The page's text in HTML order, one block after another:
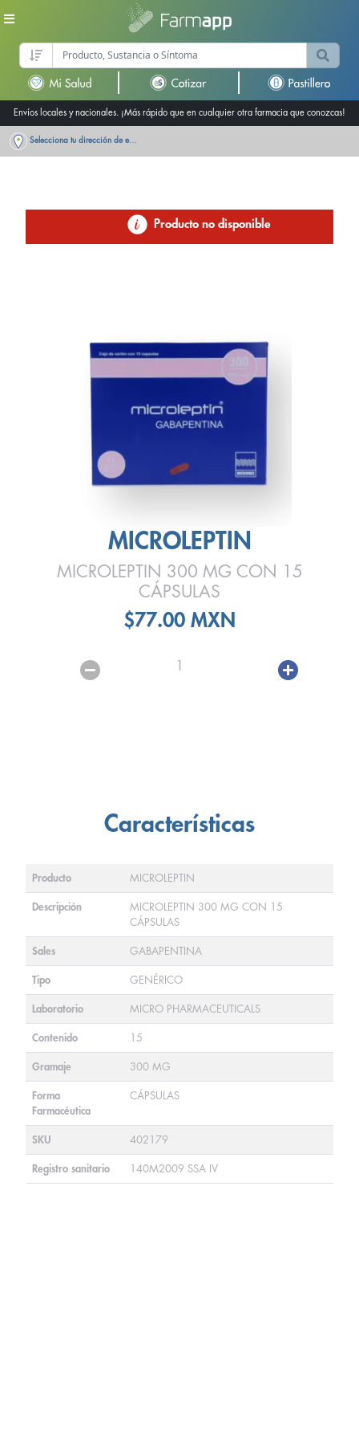
Envíos locales y nacionales. ¡Más rápido que en cualquier otra farmacia que conozcas!
Selecciona tu dirección de entrega
Producto no disponible
MICROLEPTIN
MICROLEPTIN 300 MG CON 15
CÁPSULAS
$77.00 MXN
1
Características
Producto MICROLEPTIN
Descripción
MICROLEPTIN 300 MG CON 15
CÁPSULAS
Sales GABAPENTINA
Tipo GENÉRICO
Laboratorio MICRO PHARMACEUTICALS
Contenido 15
Gramaje 300 MG
Forma
Farmacéutica
CÁPSULAS
SKU 402179
Registro sanitario 140M2009 SSA IV